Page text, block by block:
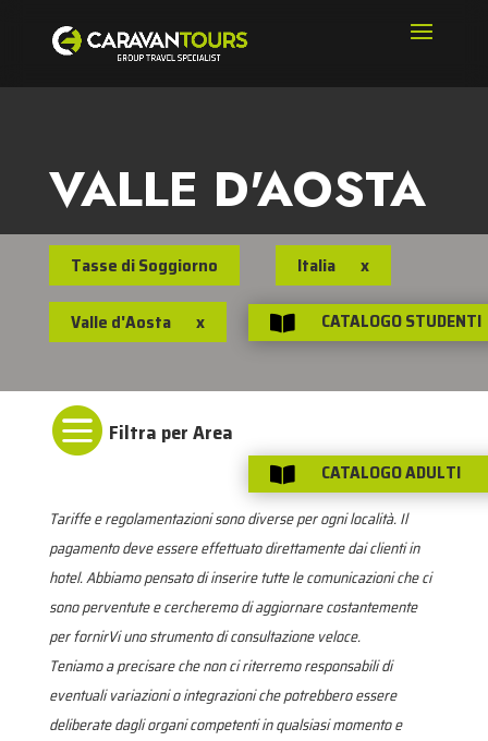
VALLE D'AOSTA
Tasse di Soggiorno Italia x
Valle d'Aosta x

Tariffe e regolamentazioni sono diverse per ogni località. Il
pagamento deve essere effettuato direttamente dai clienti in
hotel. Abbiamo pensato di inserire tutte le comunicazioni che ci
sono perventute e cercheremo di aggiornare costantemente
per fornirVi uno strumento di consultazione veloce.
Teniamo a precisare che non ci riterremo responsabili di
eventuali variazioni o integrazioni che potrebbero essere
deliberate dagli organi competenti in qualsiasi momento e
 CATALOGO STUDENTI
 CATALOGO ADULTI